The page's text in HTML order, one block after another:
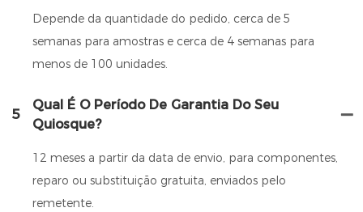
Depende da quantidade do pedido, cerca de 5
semanas para amostras e cerca de 4 semanas para
menos de 100 unidades.
5
Qual É O Período De Garantia Do Seu
Quiosque?
12 meses a partir da data de envio, para componentes,
reparo ou substituição gratuita, enviados pelo
remetente.